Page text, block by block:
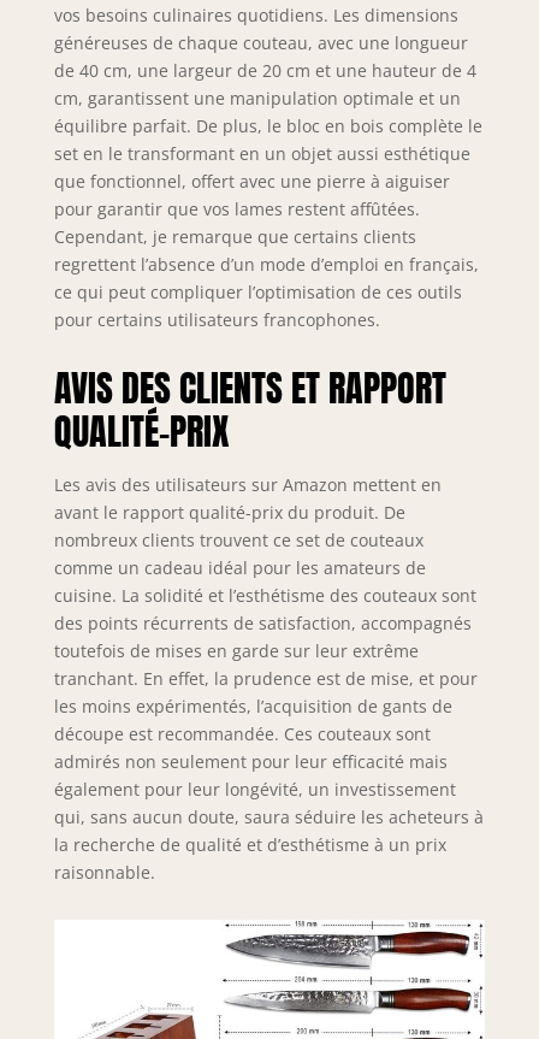
vos besoins culinaires quotidiens. Les dimensions
généreuses de chaque couteau, avec une longueur
de 40 cm, une largeur de 20 cm et une hauteur de 4
cm, garantissent une manipulation optimale et un
équilibre parfait. De plus, le bloc en bois complète le
set en le transformant en un objet aussi esthétique
que fonctionnel, offert avec une pierre à aiguiser
pour garantir que vos lames restent affûtées.
Cependant, je remarque que certains clients
regrettent l’absence d’un mode d’emploi en français,
ce qui peut compliquer l’optimisation de ces outils
pour certains utilisateurs francophones.
AVIS DES CLIENTS ET RAPPORT
QUALITÉ-PRIX
Les avis des utilisateurs sur Amazon mettent en
avant le rapport qualité-prix du produit. De
nombreux clients trouvent ce set de couteaux
comme un cadeau idéal pour les amateurs de
cuisine. La solidité et l’esthétisme des couteaux sont
des points récurrents de satisfaction, accompagnés
toutefois de mises en garde sur leur extrême
tranchant. En effet, la prudence est de mise, et pour
les moins expérimentés, l’acquisition de gants de
découpe est recommandée. Ces couteaux sont
admirés non seulement pour leur efficacité mais
également pour leur longévité, un investissement
qui, sans aucun doute, saura séduire les acheteurs à
la recherche de qualité et d’esthétisme à un prix
raisonnable.